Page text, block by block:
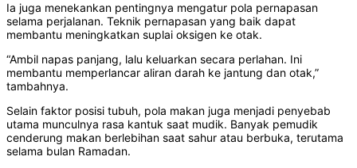
Ia juga menekankan pentingnya mengatur pola pernapasan
selama perjalanan. Teknik pernapasan yang baik dapat
membantu meningkatkan suplai oksigen ke otak.
“Ambil napas panjang, lalu keluarkan secara perlahan. Ini
membantu memperlancar aliran darah ke jantung dan otak,”
tambahnya.
Selain faktor posisi tubuh, pola makan juga menjadi penyebab
utama munculnya rasa kantuk saat mudik. Banyak pemudik
cenderung makan berlebihan saat sahur atau berbuka, terutama
selama bulan Ramadan.